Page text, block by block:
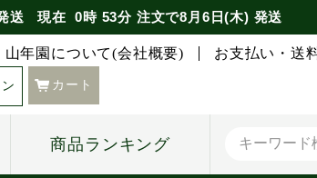
送 現在 0時 53分注文で8月6日(木) 発送
山年園について(会社概要) お支払い・送
カート
商品ランキング